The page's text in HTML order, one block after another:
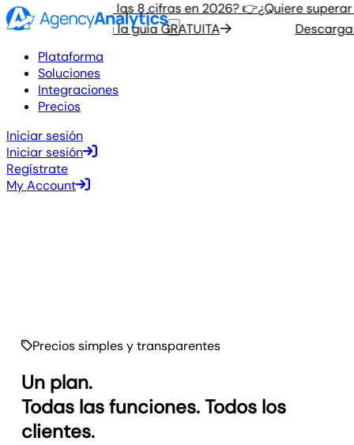
¿Quiere superar las 8 cifras en 2026? 👉
Descarga la guía GRATUITA
¿Quiere superar
Descarga
Plataforma
Soluciones
Integraciones
Precios
Iniciar sesión
Iniciar sesión
Regístrate
My Account
Precios simples y transparentes
Un plan.
Todas las funciones. Todos los
clientes.